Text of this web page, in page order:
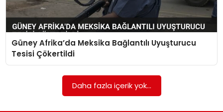
SIYASET
MAGAZIN
Güney Afrika’da Meksika Bağlantılı Uyuşturucu
Tesisi Çökertildi
Daha fazla içerik yok...